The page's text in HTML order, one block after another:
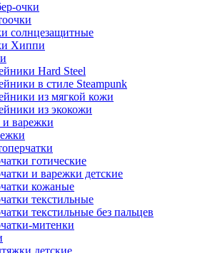
очки
солнцезащитные
Хиппи
Hard Steel
в стиле Steampunk
из мягкой кожи
из экокожи
варежки
готические
и варежки детские
кожаные
текстильные
текстильные без пальцев
митенки
детские